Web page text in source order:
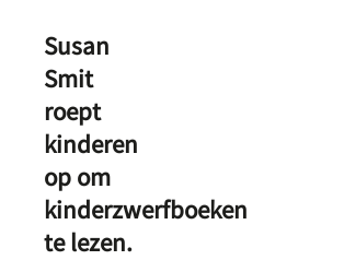
Susan
Smit
roept
kinderen
op om
kinderzwerfboeken
te lezen.